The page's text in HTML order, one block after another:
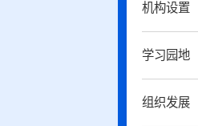
机构设置
学习园地
组织发展